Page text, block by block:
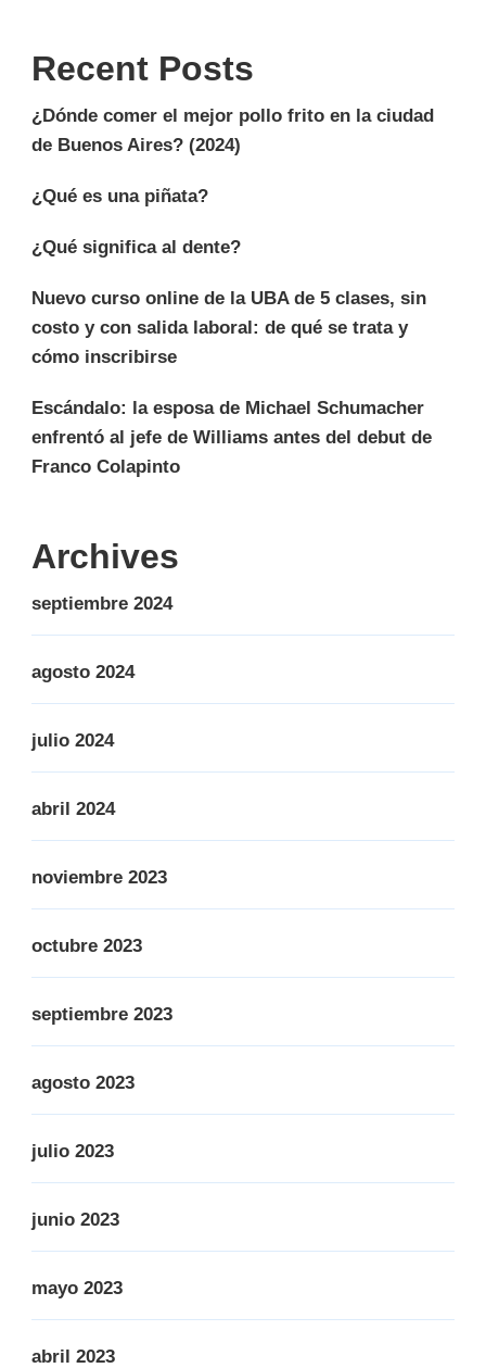
Recent Posts
¿Dónde comer el mejor pollo frito en la ciudad
de Buenos Aires? (2024)
¿Qué es una piñata?
¿Qué significa al dente?
Nuevo curso online de la UBA de 5 clases, sin
costo y con salida laboral: de qué se trata y
cómo inscribirse
Escándalo: la esposa de Michael Schumacher
enfrentó al jefe de Williams antes del debut de
Franco Colapinto
Archives
septiembre 2024
agosto 2024
julio 2024
abril 2024
noviembre 2023
octubre 2023
septiembre 2023
agosto 2023
julio 2023
junio 2023
mayo 2023
abril 2023